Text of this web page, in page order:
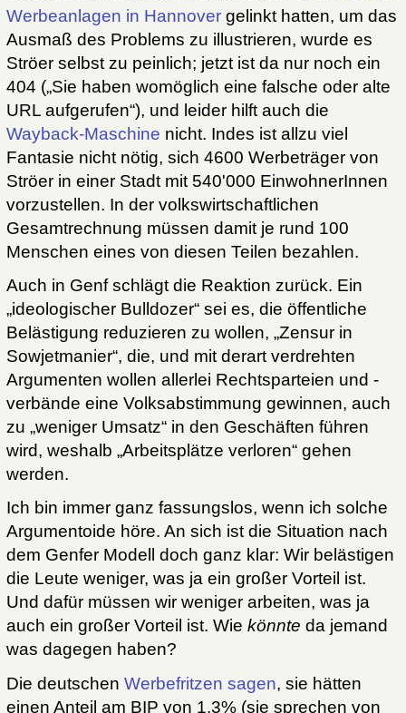
Werbeanlagen in Hannovergelinkt hatten, um das
Ausmaß des Problems zu illustrieren, wurde es
Ströer selbst zu peinlich; jetzt ist da nur noch ein
404 („Sie haben womöglich eine falsche oder alte
URL aufgerufen“), und leider hilft auch die
Wayback-Maschine nicht. Indes ist allzu viel
Fantasie nicht nötig, sich 4600 Werbeträger von
Ströer in einer Stadt mit 540'000 EinwohnerInnen
vorzustellen. In der volkswirtschaftlichen
Gesamtrechnung müssen damit je rund 100
Menschen eines von diesen Teilen bezahlen.
Auch in Genf schlägt die Reaktion zurück. Ein
„ideologischer Bulldozer“ sei es, die öffentliche
Belästigung reduzieren zu wollen, „Zensur in
Sowjetmanier“, die, und mit derart verdrehten
Argumenten wollen allerlei Rechtsparteien und -
verbände eine Volksabstimmung gewinnen, auch
zu „weniger Umsatz“ in den Geschäften führen
wird, weshalb „Arbeitsplätze verloren“ gehen
werden.
Ich bin immer ganz fassungslos, wenn ich solche
Argumentoide höre. An sich ist die Situation nach
dem Genfer Modell doch ganz klar: Wir belästigen
die Leute weniger, was ja ein großer Vorteil ist.
Und dafür müssen wir weniger arbeiten, was ja
auch ein großer Vorteil ist. Wie könnte da jemand
was dagegen haben?
Die deutschen Werbefritzen sagen, sie hätten
einen Anteil am BIP von 1.3% (sie sprechen von